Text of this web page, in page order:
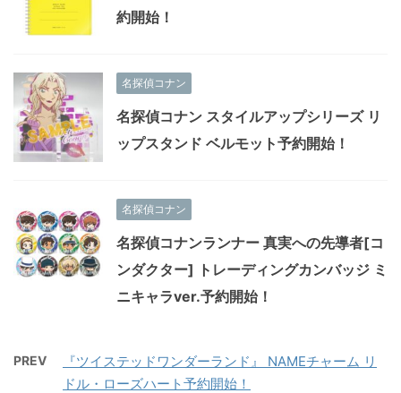
約開始！
名探偵コナン
名探偵コナン スタイルアップシリーズ リ
ップスタンド ベルモット予約開始！
名探偵コナン
名探偵コナンランナー 真実への先導者[コ
ンダクター] トレーディングカンバッジ ミ
ニキャラver.予約開始！
PREV
『ツイステッドワンダーランド』 NAMEチャーム リ
ドル・ローズハート予約開始！